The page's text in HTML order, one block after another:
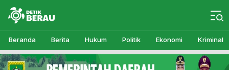
Detikberau.com
Media Diskusi Rakyat
Beranda Berita Hukum Politik Ekonomi Kriminal